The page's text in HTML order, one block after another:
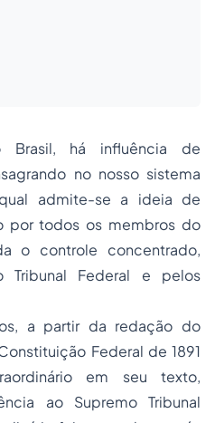
Brasil, há influência de
no nosso sistema
admite-se a ideia de
por todos os membros do
o controle concentrado,
Tribunal Federal e pelos
a partir da redação do
Federal de 1891
em seu texto,
ao Supremo Tribunal